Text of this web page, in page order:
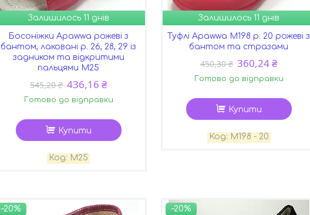
Залишилось 11 днів
Босоніжки Apawwa рожеві з
бантом, лаковані р. 26, 28, 29 із
задником та відкритими
пальцями M25
545,20 ₴ 436,16 ₴
Готово до відправки
Купити
М25
Залишилось 11 днів
Туфлі Apawwa М198 р. 20 рожеві з
бантом та стразами
450,30 ₴ 360,24 ₴
Готово до відправки
Купити
М198 - 20
–20% –20%